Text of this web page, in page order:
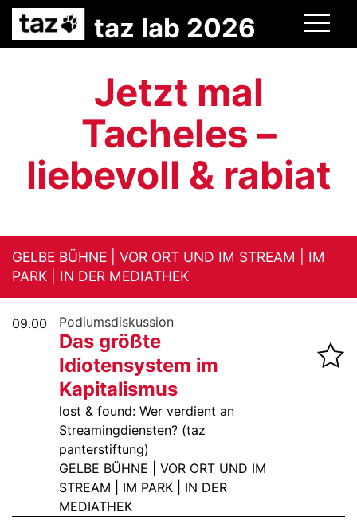
taz lab 2026
Jetzt mal
Tacheles –
liebevoll & rabiat
GELBE BÜHNE | VOR ORT UND IM STREAM | IM
PARK | IN DER MEDIATHEK
09.00 Podiumsdiskussion
Das größte
Idiotensystem im
Kapitalismus
lost & found: Wer verdient an
Streamingdiensten? (taz
panterstiftung)
GELBE BÜHNE | VOR ORT UND IM
STREAM | IM PARK | IN DER
MEDIATHEK